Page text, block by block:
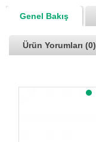
Genel Bakış
Ürün Yorumları (0)